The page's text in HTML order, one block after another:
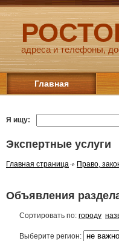
адреса и телефоны,
Главная
Я ищу:
Экспертные услуги
Главная страница Право,
Объявления
Сортировать по: городу
Выберите регион: